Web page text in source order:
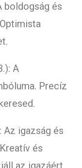
boldogság és
A
Precíz
Az igazság és
és
az igazáért.